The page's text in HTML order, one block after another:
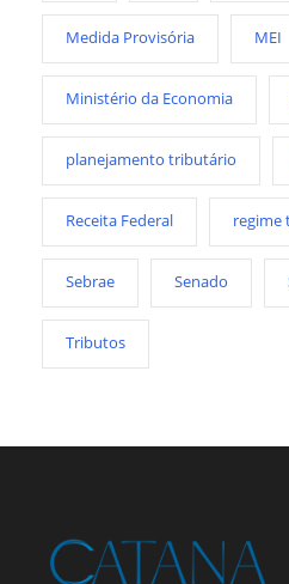
Medida Provisória MEI
Ministério da Economia
planejamento tributário
Receita Federal regime
Sebrae Senado
Tributos